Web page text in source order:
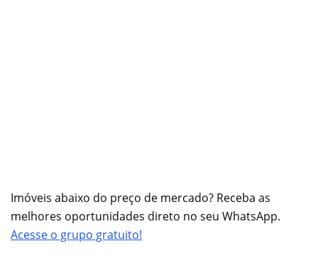
Imóveis abaixo do preço de mercado? Receba as
melhores oportunidades direto no seu WhatsApp.
Acesse o grupo gratuito!